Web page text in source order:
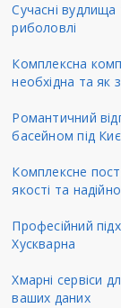
Сучасні вудлища
риболовлі
Комплексна
необхідна та як
Романтичний
басейном під
Комплексне
якості та
Професійний
Хускварна
Хмарні сервіси
ваших даних